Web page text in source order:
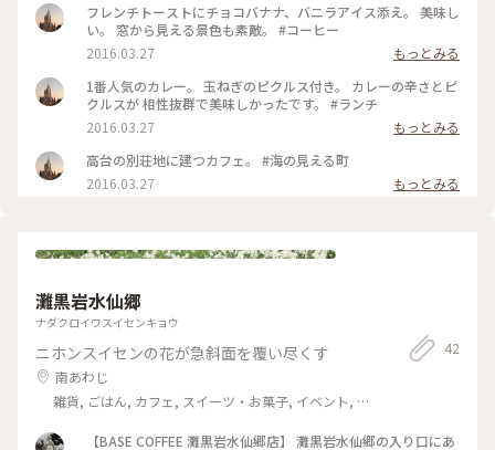
フレンチトーストにチョコバナナ、バニラアイス添え。 美味し
い。 窓から見える景色も素敵。 #コーヒー
2016.03.27
もっとみる
1番人気のカレー。 玉ねぎのピクルス付き。 カレーの辛さとピ
クルスが 相性抜群で美味しかったです。 #ランチ
2016.03.27
もっとみる
高台の別荘地に建つカフェ。 #海の見える町
2016.03.27
もっとみる
灘黒岩水仙郷
ナダクロイワスイセンキョウ
ニホンスイセンの花が急斜面を覆い尽くす
南あわじ
雑貨, ごはん, カフェ, スイーツ・お菓子, イベント, ラ
42
【BASE COFFEE 灘黒岩水仙郷店】 灘黒岩水仙郷の入り口にあ